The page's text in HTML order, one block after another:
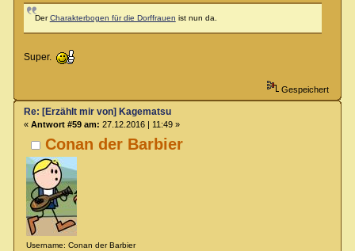
DerCharakterbogen für die Dorffrauen ist nun da.
Super.
Gespeichert
Conan der Barbier
Username: Conan der Barbier
Re: [Erzählt mir von] Kagematsu
« Antwort #59 am: 27.12.2016 | 11:49 »